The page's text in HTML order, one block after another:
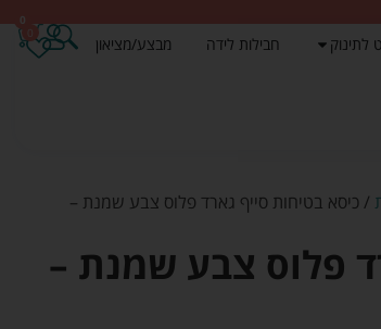
לתינוק חבילות לידה מבצע/מציאון
0
/ כיסא בטיחות סייף גארד פלוס צבע שמנת –
פלוס צבע שמנת –